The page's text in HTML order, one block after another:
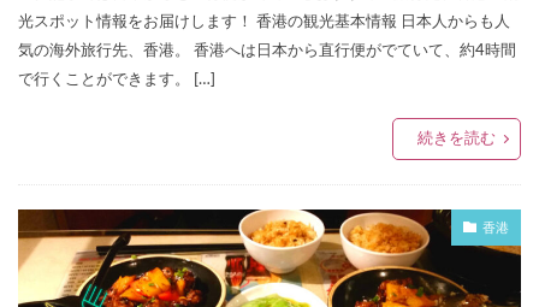
光スポット情報をお届けします！ 香港の観光基本情報 日本人からも人
気の海外旅行先、香港。 香港へは日本から直行便がでていて、約4時間
で行くことができます。 […]
続きを読む
香港